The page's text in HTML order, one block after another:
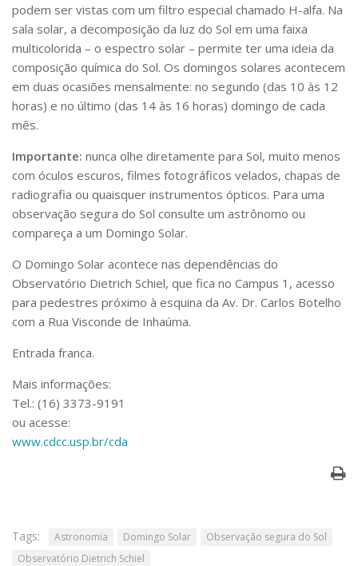
Serviços
Bibliotecas
Apoio ao Estudante
Segurança, Trânsito e Prevenção
RH, Administrativo e Financeiro
Outros serviços
Comunicação
Assessorias e Mídias
Aplicativos e Sites
Jornal da USP
Agenda de Eventos
Defesa de Teses
podem ser vistas com um filtro especial chamado H-alfa. Na
sala solar, a decomposição da luz do Sol em uma faixa
multicolorida – o espectro solar – permite ter uma ideia da
composição química do Sol. Os domingos solares acontecem
em duas ocasiões mensalmente: no segundo (das 10 às 12
horas) e no último (das 14 às 16 horas) domingo de cada
mês.
Importante: nunca olhe diretamente para Sol, muito menos
com óculos escuros, filmes fotográficos velados, chapas de
radiografia ou quaisquer instrumentos ópticos. Para uma
observação segura do Sol consulte um astrônomo ou
compareça a um Domingo Solar.
O Domingo Solar acontece nas dependências do
Observatório Dietrich Schiel, que fica no Campus 1, acesso
para pedestres próximo à esquina da Av. Dr. Carlos Botelho
com a Rua Visconde de Inhaúma.
Entrada franca.
Mais informações:
Tel.: (16) 3373-9191
ou acesse:
www.cdcc.usp.br/cda
Tags: Astronomia Domingo Solar
Observação segura do Sol
Observatório Dietrich Schiel